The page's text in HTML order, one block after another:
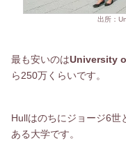
出所：
最も安いのはUniversity
ら250万くらいです。
Hullはのちにジョージ6
ある大学です。